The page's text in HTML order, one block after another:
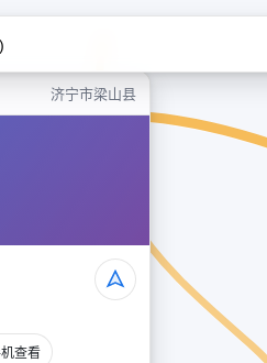
济宁市梁山县
查看